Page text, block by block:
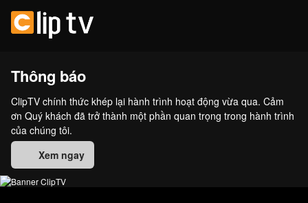
Thông báo
ClipTV chính thức khép lại hành trình hoạt động vừa qua. Cảm
ơn Quý khách đã trở thành một phần quan trọng trong hành trình
của chúng tôi.
Xem ngay